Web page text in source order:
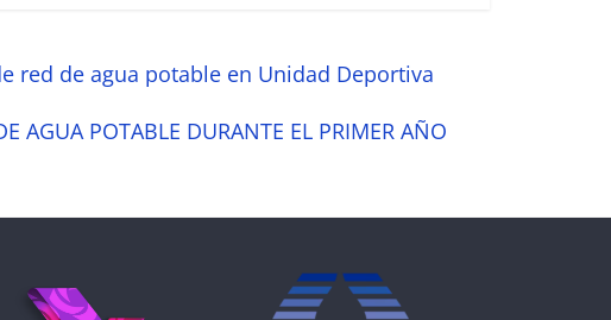
red de agua potable en Unidad Deportiva
AGUA POTABLE DURANTE EL PRIMER AÑO